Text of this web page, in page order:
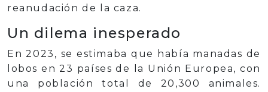
reanudación de la caza.
Un dilema inesperado
En 2023, se estimaba que había manadas de
lobos en 23 países de la Unión Europea, con
una población total de 20,300 animales.